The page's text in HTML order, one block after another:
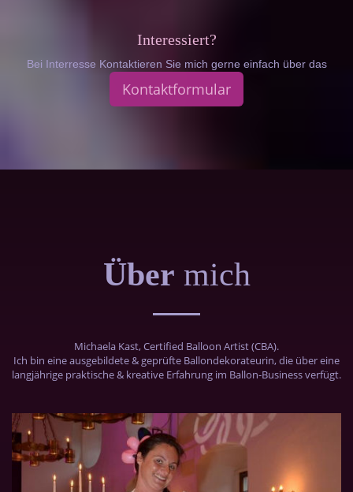
Interessiert?
Bei Interresse Kontaktieren Sie mich gerne einfach über das
Kontaktformular
Über mich
Michaela Kast, Certiﬁed Balloon Artist (CBA).
Ich bin eine ausgebildete & geprüfte Ballondekorateurin, die über eine
langjährige praktische & kreative Erfahrung im Ballon-Business verfügt.